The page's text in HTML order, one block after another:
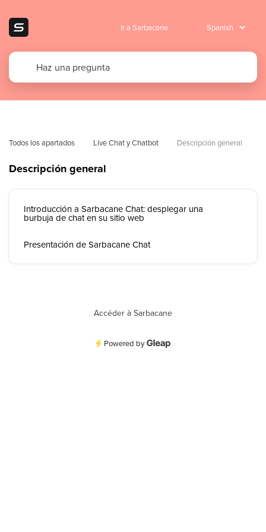
Ir a Sarbacane
Todos los apartados Live Chat y Chatbot Descripción general
Descripción general
Introducción a Sarbacane Chat: desplegar una
burbuja de chat en su sitio web
Presentación de Sarbacane Chat
Accéder à Sarbacane
Powered by